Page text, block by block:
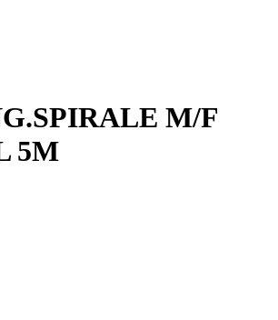
M/F
5M